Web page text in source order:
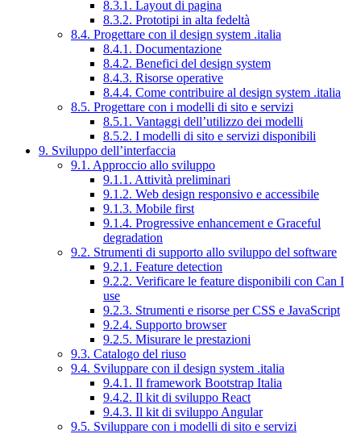
8.3.1. Layout di pagina
8.3.2. Prototipi in alta fedeltà
8.4. Progettare con il design system .italia
8.4.1. Documentazione
8.4.2. Benefici del design system
8.4.3. Risorse operative
8.4.4. Come contribuire al design system .italia
8.5. Progettare con i modelli di sito e servizi
8.5.1. Vantaggi dell’utilizzo dei modelli
8.5.2. I modelli di sito e servizi disponibili
9. Sviluppo dell’interfaccia
9.1. Approccio allo sviluppo
9.1.1. Attività preliminari
9.1.2. Web design responsivo e accessibile
9.1.3. Mobile first
9.1.4. Progressive enhancement e Graceful
degradation
9.2. Strumenti di supporto allo sviluppo del software
9.2.1. Feature detection
9.2.2. Verificare le feature disponibili con Can I
use
9.2.3. Strumenti e risorse per CSS e JavaScript
9.2.4. Supporto browser
9.2.5. Misurare le prestazioni
9.3. Catalogo del riuso
9.4. Sviluppare con il design system .italia
9.4.1. Il framework Bootstrap Italia
9.4.2. Il kit di sviluppo React
9.4.3. Il kit di sviluppo Angular
9.5. Sviluppare con i modelli di sito e servizi